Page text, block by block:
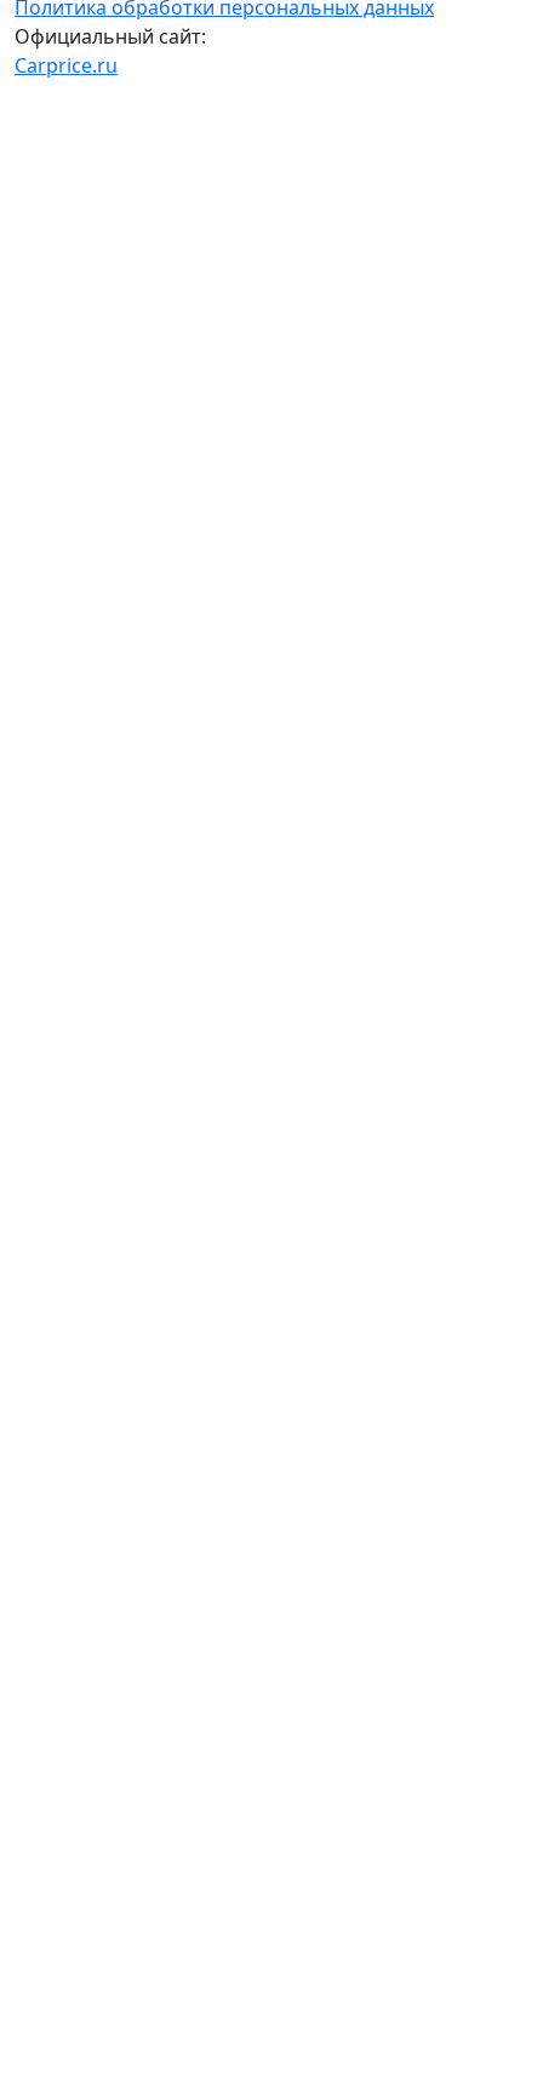
Политика обработки персональных данных
Официальный сайт:
Carprice.ru